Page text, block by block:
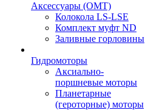
Аксессуары (OMT)
Колокола LS-LSE
Комплект муфт ND
Заливные горловины
Гидромоторы
Аксиально-
поршневые моторы
Планетарные
(героторные) моторы